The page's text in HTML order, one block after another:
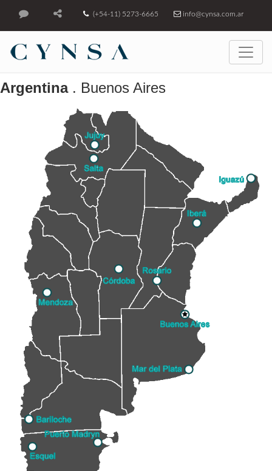
(+54-11) 5273-6665 info@cynsa.com.ar
Argentina. Buenos Aires